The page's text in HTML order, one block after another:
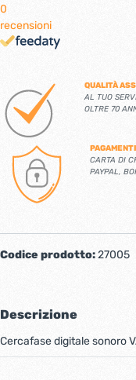
0
recensioni
QUALITÀ
AL TUO
OLTRE 70
CARTA DI
PAYPAL,
Codice prodotto:27005
Descrizione
Cercafase digitale sonoro